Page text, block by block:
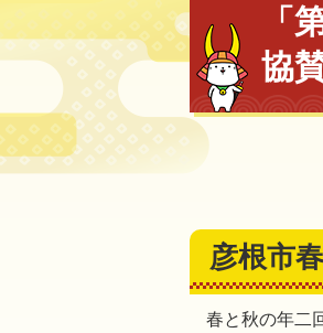
「
協
彦根市
春と秋の年二